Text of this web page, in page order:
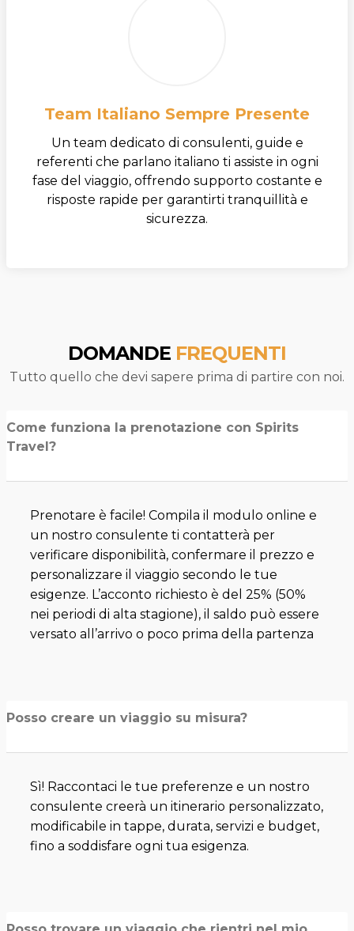
Team Italiano Sempre Presente
Un team dedicato di consulenti, guide e
referenti che parlano italiano ti assiste in ogni
fase del viaggio, offrendo supporto costante e
risposte rapide per garantirti tranquillità e
sicurezza.
DOMANDE FREQUENTI
Tutto quello che devi sapere prima di partire con noi.
Come funziona la prenotazione con Spirits
Travel?
Prenotare è facile! Compila il modulo online e
un nostro consulente ti contatterà per
verificare disponibilità, confermare il prezzo e
personalizzare il viaggio secondo le tue
esigenze. L’acconto richiesto è del 25% (50%
nei periodi di alta stagione), il saldo può essere
versato all’arrivo o poco prima della partenza
Posso creare un viaggio su misura?
Sì! Raccontaci le tue preferenze e un nostro
consulente creerà un itinerario personalizzato,
modificabile in tappe, durata, servizi e budget,
fino a soddisfare ogni tua esigenza.